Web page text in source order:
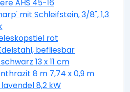
AHS 45-16
mit Schleifstein, 3/8", 1,3
rot
befliesbar
13 x 11 cm
8 m 7,74 x 0,9 m
8,2 kW